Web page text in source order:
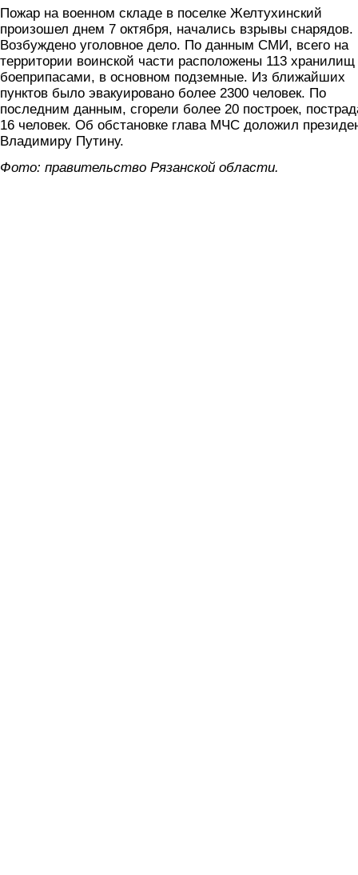
Пожар на военном складе в поселке Желтухинский
произошел днем 7 октября, начались взрывы снарядов.
Возбуждено уголовное дело. По данным СМИ, всего на
территории воинской части расположены 113 хранилищ
боеприпасами, в основном подземные. Из ближайших
пунктов было эвакуировано более 2300 человек. По
последним данным, сгорели более 20 построек,
16 человек. Об обстановке глава МЧС доложил
Владимиру Путину.
Фото: правительство Рязанской области.